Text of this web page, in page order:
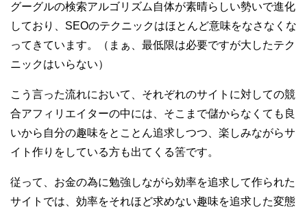
グーグルの検索アルゴリズム自体が素晴らしい勢いで進化
しており、SEOのテクニックはほとんど意味をなさなくな
ってきています。（まぁ、最低限は必要ですが大したテク
ニックはいらない）
こう言った流れにおいて、それぞれのサイトに対しての競
合アフィリエイターの中には、そこまで儲からなくても良
いから自分の趣味をとことん追求しつつ、楽しみながらサ
イト作りをしている方も出てくる筈です。
従って、お金の為に勉強しながら効率を追求して作られた
サイトでは、効率をそれほど求めない趣味を追求した変態